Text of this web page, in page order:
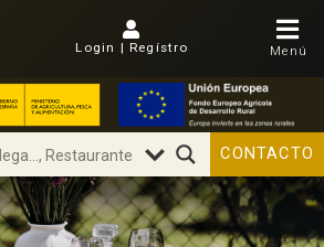
Login | Regístro Menú
CONTACTO